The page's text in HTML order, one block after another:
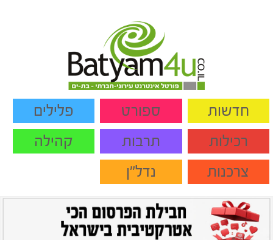
חדשות ספורט
פלילים
רכילות
תרבות
קהילה
צרכנות
נדל"ן